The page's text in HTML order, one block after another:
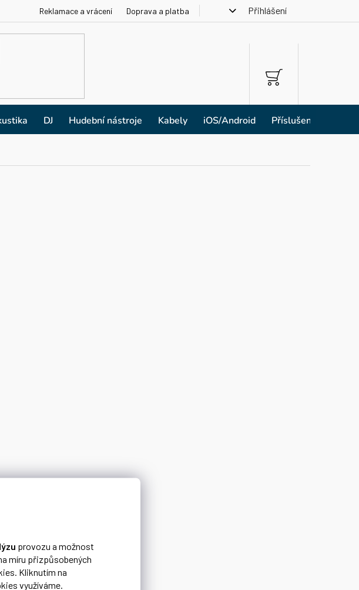
provozu a možnost
míru přizpůsobených
Kliknutím na
využíváme.
Reklamace a vrácení Doprava a platba Přihlášení
NÁKUPNÍ
KOŠÍK
DJ Hudební nástroje Kabely iOS/Android Příslušenství